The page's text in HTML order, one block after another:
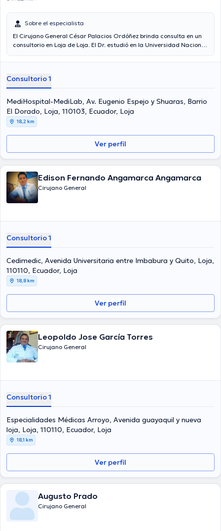
Sobre el especialista
El Cirujano General César Palacios Ordóñez brinda consulta en un
consultorio en Loja de Loja. El Dr. estudió en la Universidad Nacional
médico posee años de experiencia laboral en su área de
de diversas asociaciones médicas. César Palacios Ordóñez ha
compartido en considerables conferencias con la intención de
lograr tener una formación continua en su temática de
especialización y ha compartido numerosos artículos.
Consultorio 1
MediHospital-MediLab, Av. Eugenio Espejo y Shuaras, Barrio
El Dorado, Loja, 110103, Ecuador, Loja
18,2 km
Ver perfil
Edison Fernando Angamarca Angamarca
Cirujano General
Consultorio 1
Cedimedic, Avenida Universitaria entre Imbabura y Quito, Loja,
110110, Ecuador, Loja
18,8 km
Ver perfil
Leopoldo Jose García Torres
Cirujano General
Consultorio 1
Especialidades Médicas Arroyo, Avenida guayaquil y nueva
loja, Loja, 110110, Ecuador, Loja
18,1 km
Ver perfil
Augusto Prado
Cirujano General